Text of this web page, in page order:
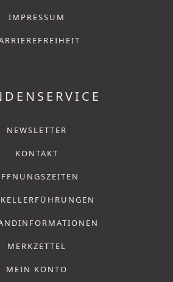
IMPRESSUM
NEWSLETTER
KONTAKT
MERKZETTEL
MEIN KONTO